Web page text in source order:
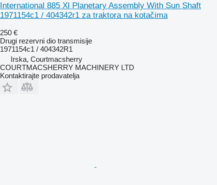
International 885 Xl Planetary Assembly With Sun Shaft
1971154c1 / 404342r1 za traktora na kotačima
250 €
Drugi rezervni dio transmisije
1971154c1 / 404342R1
Irska, Courtmacsherry
COURTMACSHERRY MACHINERY LTD
Kontaktirajte prodavatelja